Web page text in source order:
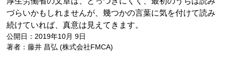
づらいかもしれませんが、幾つかの言葉に気を付けて読み
続けていれば、真意は見えてきます。
公開日：2019年10月 9日
著者：藤井 昌弘 (株式会社FMCA)